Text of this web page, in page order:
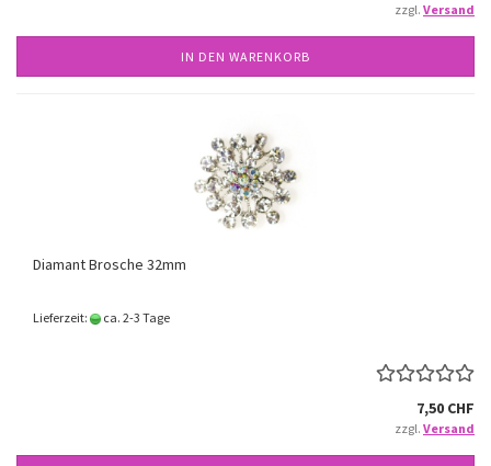
zzgl. Versand
IN DEN WARENKORB
Diamant Brosche 32mm
Lieferzeit: ca. 2-3 Tage
7,50 CHF
zzgl. Versand